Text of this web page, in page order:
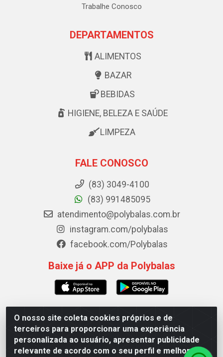
O nosso site coleta cookies próprios e de
terceiros para proporcionar uma experiência
personalizada ao usuário, apresentar publicidade
relevante de acordo com o seu perfil e melhorar a
Trabalhe Conosco
DEPARTAMENTOS
ALIMENTOS
BAZAR
BEBIDAS
HIGIENE, BELEZA E SAÚDE
LIMPEZA
FALE CONOSCO
(83) 3049-4100
(83) 991485095
atendimento@polybalas.com.br
instagram.com/polybalas
facebook.com/Polybalas
Baixe já o APP da Polybalas
Polybalas - Rua João Miguel de Souza, 173 Galpão B -
Ernesto Geisel, João Pessoa/PB - CEP 58.075-075 - CNPJ
00.909.327/0002-61